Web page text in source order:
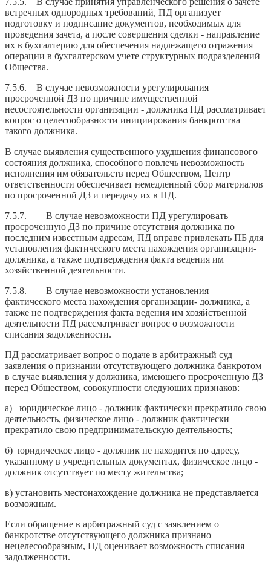
встречных однородных требований, ПД организует
подготовку и подписание документов, необходимых для
проведения зачета, а после совершения сделки - направление
их в бухгалтерию для обеспечения надлежащего отражения
операции в бухгалтерском учете структурных подразделений
Общества.
7.5.6. В случае невозможности урегулирования
просроченной ДЗ по причине имущественной
несостоятельности организации - должника ПД рассматривает
вопрос о целесообразности инициирования банкротства
такого должника.
В случае выявления существенного ухудшения финансового
состояния должника, способного повлечь невозможность
исполнения им обязательств перед Обществом, Центр
ответственности обеспечивает немедленный сбор материалов
по просроченной ДЗ и передачу их в ПД.
7.5.7. В случае невозможности ПД урегулировать
просроченную ДЗ по причине отсутствия должника по
последним известным адресам, ПД вправе привлекать ПБ для
установления фактического места нахождения организации-
должника, а также подтверждения факта ведения им
хозяйственной деятельности.
7.5.8. В случае невозможности установления
фактического места нахождения организации- должника, а
также не подтверждения факта ведения им хозяйственной
деятельности ПД рассматривает вопрос о возможности
списания задолженности.
ПД рассматривает вопрос о подаче в арбитражный суд
заявления о признании отсутствующего должника банкротом
в случае выявления у должника, имеющего просроченную ДЗ
перед Обществом, совокупности следующих признаков:
а) юридическое лицо - должник фактически прекратило свою
деятельность, физическое лицо - должник фактически
прекратило свою предпринимательскую деятельность;
б) юридическое лицо - должник не находится по адресу,
указанному в учредительных документах, физическое лицо -
должник отсутствует по месту жительства;
в) установить местонахождение должника не представляется
возможным.
Если обращение в арбитражный суд с заявлением о
банкротстве отсутствующего должника признано
нецелесообразным, ПД оценивает возможность списания
задолженности.